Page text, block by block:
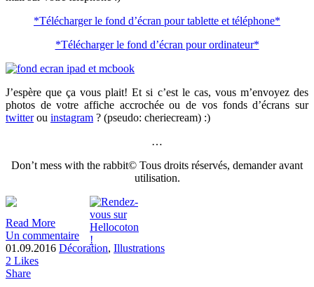
*Télécharger le fond d’écran pour tablette et téléphone*
*Télécharger le fond d’écran pour ordinateur*
J’espère que ça vous plait! Et si c’est le cas, vous m’envoyez des
photos de votre affiche accrochée ou de vos fonds d’écrans sur
twitterou instagram ? (pseudo: cheriecream) :)
…
Don’t mess with the rabbit© Tous droits réservés, demander avant
utilisation.
Read More
Un commentaire
01.09.2016 Décoration, Illustrations
2 Likes
Share